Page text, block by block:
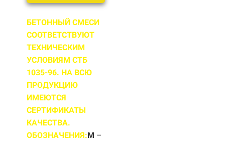
БЕТОННЫЙ СМЕСИ
СООТВЕТСТВУЮТ
ТЕХНИЧЕСКИМ
УСЛОВИЯМ СТБ
1035-96. НА ВСЮ
ПРОДУКЦИЮ
ИМЕЮТСЯ
СЕРТИФИКАТЫ
КАЧЕСТВА.
ОБОЗНАЧЕНИЯ:М –